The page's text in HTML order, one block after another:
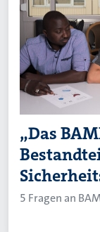
„Das
5 Fragen an